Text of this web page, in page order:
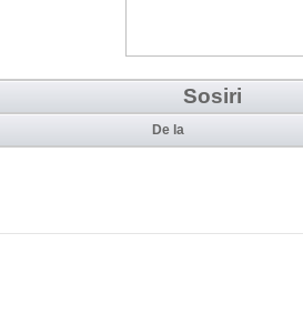
Sosiri
De la